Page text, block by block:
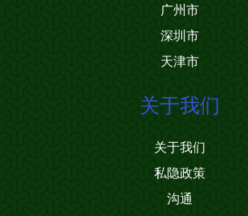
广州市
深圳市
天津市
关于我们
关于我们
私隐政策
沟通